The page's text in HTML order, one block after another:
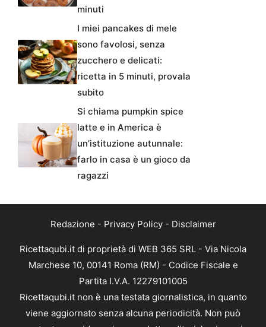
minuti
I miei pancakes di mele
sono favolosi, senza
zucchero e delicati:
ricetta in 5 minuti, provala
subito
Si chiama pumpkin spice
latte e in America è
un’istituzione autunnale:
farlo in casa è un gioco da
ragazzi
Redazione - Privacy Policy- Disclaimer
Ricettaqubi.it di proprietà di WEB 365 SRL - Via Nicola
Marchese 10, 00141 Roma (RM) - Codice Fiscale e
Partita I.V.A. 12279101005
Ricettaqubi.it non è una testata giornalistica, in quanto
viene aggiornato senza alcuna periodicità. Non può